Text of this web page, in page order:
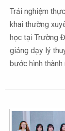
Trải nghiệm
khai thường
học tại Trường
giảng dạy lý
bước hình thành